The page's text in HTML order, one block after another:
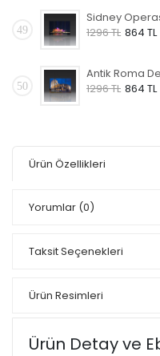
49
1296 TL 864 TL
50
1296 TL 864 TL
Ürün Özellikleri
Yorumlar (0)
Taksit Seçenekleri
Ürün Resimleri
Ürün Detay ve